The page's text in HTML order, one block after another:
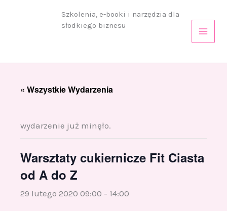
Szkolenia, e-booki i narzędzia dla
słodkiego biznesu
« Wszystkie Wydarzenia
wydarzenie już minęło.
Warsztaty cukiernicze Fit Ciasta
od A do Z
29 lutego 2020 09:00 - 14:00